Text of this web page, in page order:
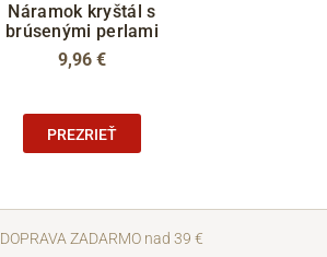
Náramok kryštál s
brúsenými perlami
9,96 €
PREZRIEŤ
DOPRAVA ZADARMO nad 39 €